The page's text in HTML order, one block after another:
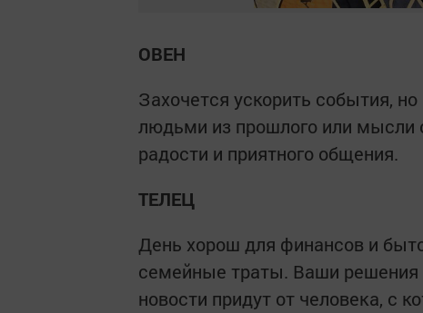
ОВЕН
Захочется ускорить события,
людьми из прошлого или мысли
радости и приятного общения.
ТЕЛЕЦ
День хорош для финансов и
семейные траты. Ваши
новости придут от человека, с